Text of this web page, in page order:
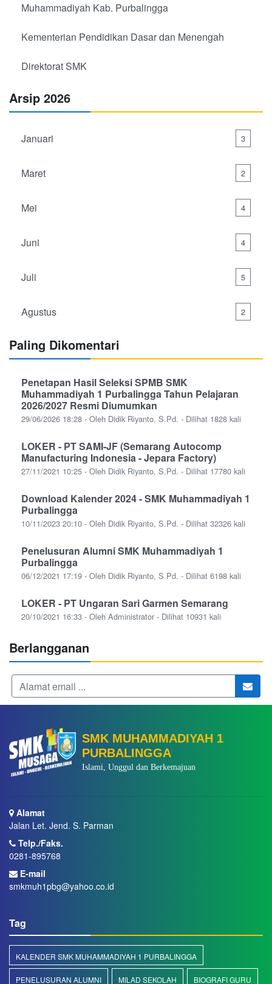
Muhammadiyah Kab. Purbalingga
Kementerian Pendidikan Dasar dan Menengah
Direktorat SMK
Arsip 2026
Januari 3
Maret 2
Mei 4
Juni 4
Juli 5
Agustus 2
Paling Dikomentari
Penetapan Hasil Seleksi SPMB SMK
Muhammadiyah 1 Purbalingga Tahun Pelajaran
2026/2027 Resmi Diumumkan
29/06/2026 18:28 - Oleh Didik Riyanto, S.Pd. - Dilihat 1828 kali
LOKER - PT SAMI-JF (Semarang Autocomp
Manufacturing Indonesia - Jepara Factory)
27/11/2021 10:25 - Oleh Didik Riyanto, S.Pd. - Dilihat 17780 kali
Download Kalender 2024 - SMK Muhammadiyah 1
Purbalingga
10/11/2023 20:10 - Oleh Didik Riyanto, S.Pd. - Dilihat 32326 kali
Penelusuran Alumni SMK Muhammadiyah 1
Purbalingga
06/12/2021 17:19 - Oleh Didik Riyanto, S.Pd. - Dilihat 6198 kali
LOKER - PT Ungaran Sari Garmen Semarang
20/10/2021 16:33 - Oleh Administrator - Dilihat 10931 kali
Berlangganan
SMK MUHAMMADIYAH 1
PURBALINGGA
Islami, Unggul dan Berkemajuan
Alamat
Jalan Let. Jend. S. Parman
Telp./Faks.
0281-895768
E-mail
smkmuh1pbg@yahoo.co.id
Tag
KALENDER SMK MUHAMMADIYAH 1 PURBALINGGA
PENELUSURAN ALUMNI MILAD SEKOLAH BIOGRAFI GURU